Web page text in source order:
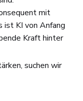
mit
ist KI von Anfang
Kraft hinter
suchen wir